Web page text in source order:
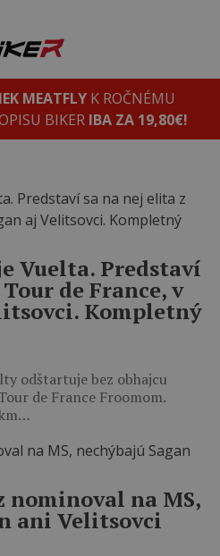
MEATFLYK ROČNÉMU
BIKER IBA ZA 19,80€!
Vuelta. Predstaví
de France, v
Kompletný
odštartuje bez obhajcu
de France Froomom.
na MS,
ani Velitsovci